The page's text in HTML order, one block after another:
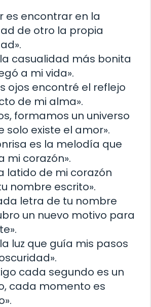
es encontrar en la
de otro la propia
la casualidad más bonita
a mi vida».
ojos encontré el reflejo
de mi alma».
formamos un universo
solo existe el amor».
es la melodía que
mi corazón».
latido de mi corazón
nombre escrito».
letra de tu nombre
un nuevo motivo para
la luz que guía mis pasos
cada segundo es un
cada momento es